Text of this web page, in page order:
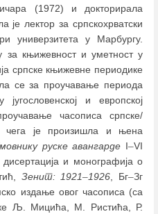
(1972) и докторирала
је лектор за српскохрватски
универзитета у Марбургу.
за књижевност и уметност у
српске књижевне периодике
се за проучавање периода
и европској
часописа српске/
чега је произишла и њена
руске авангарде I–VI
и монографија о
Зенит: 1921–1926, Бг–Зг
издање овог часописа (са
Љ. Мицића, М. Ристића, Р.